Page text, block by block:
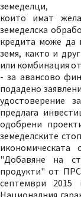
земеделци,
които имат
земеделска
кредита може да
земя, както и
или комбинация
- за авансово
подадено
удостоверение
предлага
одобрени
земеделските
"Добавяне на
продукти" от
септември 2015
Националния